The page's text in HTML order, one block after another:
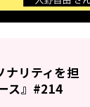
ナリティを担
ス』#214